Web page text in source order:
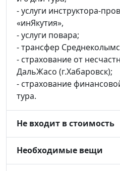
- услуги инструктора-
«инЯкутия»,
- услуги повара;
- трансфер
- страхование от
ДальЖасо (г.Хабаровск);
- страхование
тура.
Не входит в стоимость
Необходимые вещи